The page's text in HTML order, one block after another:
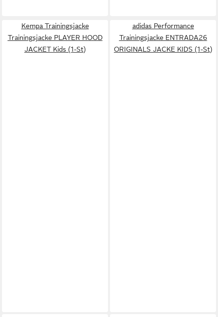
Kempa Trainingsjacke
Trainingsjacke PLAYER HOOD
JACKET Kids (1-St)
adidas Performance
Trainingsjacke ENTRADA26
ORIGINALS JACKE KIDS (1-St)